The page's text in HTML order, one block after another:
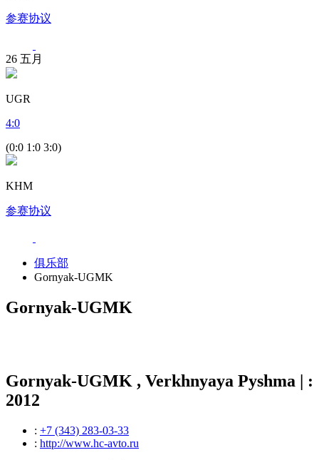
参赛协议
26 五月
UGR
4:0
(0:0 1:0 3:0)
KHM
参赛协议
俱乐部
Gornyak-UGMK
Gornyak-UGMK
Gornyak-UGMK , Verkhnyaya Pyshma | :
2012
: +7 (343) 283-03-33
: http://www.hc-avto.ru